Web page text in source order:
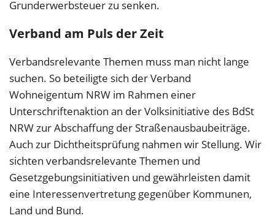
Grunderwerbsteuer zu senken.
Verband am Puls der Zeit
Verbandsrelevante Themen muss man nicht lange
suchen. So beteiligte sich der Verband
Wohneigentum NRW im Rahmen einer
Unterschriftenaktion an der Volksinitiative des BdSt
NRW zur Abschaffung der Straßenausbaubeiträge.
Auch zur Dichtheitsprüfung nahmen wir Stellung. Wir
sichten verbandsrelevante Themen und
Gesetzgebungsinitiativen und gewährleisten damit
eine Interessenvertretung gegenüber Kommunen,
Land und Bund.